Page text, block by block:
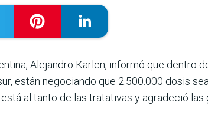
Alejandro Karlen, informó que dentro
están negociando que 2.500.000 dosis
al tanto de las tratativas y agradeció las